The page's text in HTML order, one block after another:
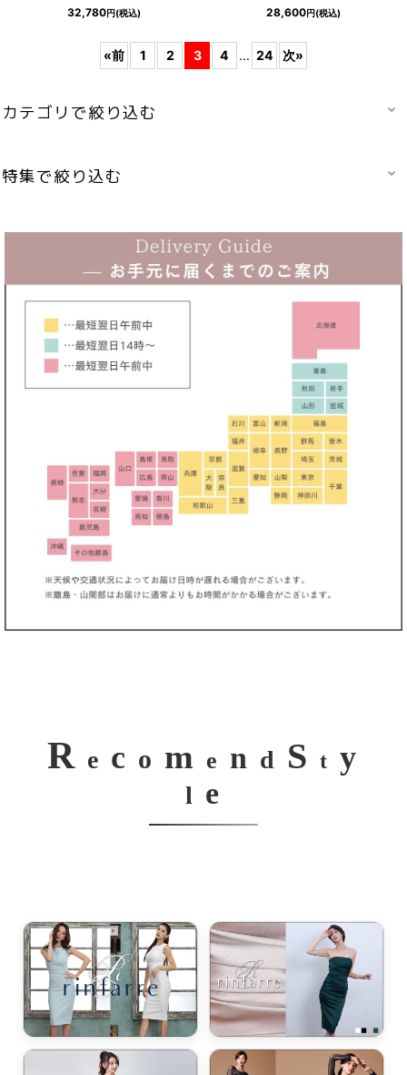
32,780円(税込) 28,600円(税込)
«前 1 2 3 4 ... 24 次»
カテゴリで絞り込む
ミディアム
スカート・ブラウス
ジャケット・アウター・ボレロ
シリコンブラ・インナー
ストール・グローブ
特集で絞り込む
山崎みどりちゃん着用ドレス♪
MIRINちゃん着用ドレス♪
薗田杏奈ちゃん着用ドレス♪
れおちゃん着用ドレス♪
ワンピース / オフィス・通勤（きれいめ・クール）
ワンピース / オフィス・通勤（大人可愛い・フェミニン）
ワンピース / デート・婚活・お見合い
ワンピース / ディナー・アフタヌーンティー
ドレス / パーティー・お呼ばれ
ドレス / 会社のパーティー・祝賀会
ワンピース・ドレス / 胸元カバー
ワンピース・ドレス / お腹カバー
ワンピース・ドレス / お尻カバー
ワンピース・ドレス / 太ももカバー
R e c o m e n d S t y
l e